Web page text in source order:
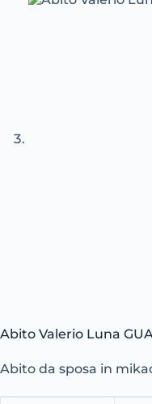
Abito Valerio Luna
Abito da sposa in